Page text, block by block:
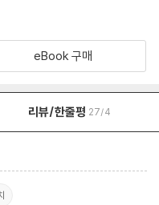
eBook 구매
리뷰/한줄평 27/4